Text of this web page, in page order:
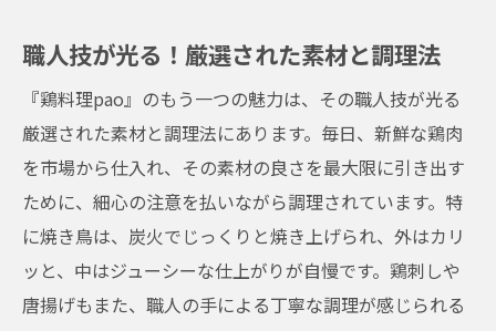
職人技が光る！厳選された素材と調理法
『鶏料理pao』のもう一つの魅力は、その職人技が光る
厳選された素材と調理法にあります。毎日、新鮮な鶏肉
を市場から仕入れ、その素材の良さを最大限に引き出す
ために、細心の注意を払いながら調理されています。特
に焼き鳥は、炭火でじっくりと焼き上げられ、外はカリ
ッと、中はジューシーな仕上がりが自慢です。鶏刺しや
唐揚げもまた、職人の手による丁寧な調理が感じられる